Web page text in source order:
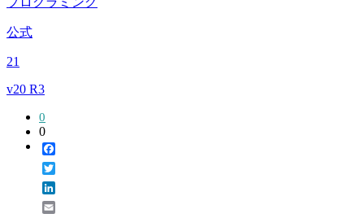
公式
21
v20 R3
0
0